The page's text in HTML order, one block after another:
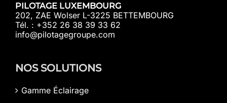
PILOTAGE LUXEMBOURG
202, ZAE Wolser L-3225 BETTEMBOURG
Tél. : +352 26 38 39 33 62
info@pilotagegroupe.com
NOS SOLUTIONS
Gamme Éclairage